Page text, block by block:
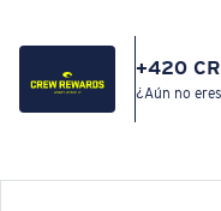
+420
¿Aún no